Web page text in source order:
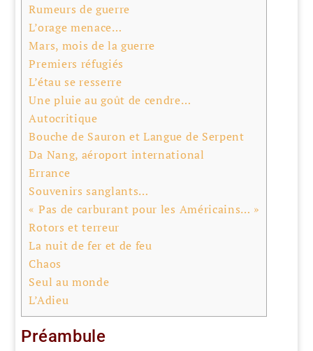
Rumeurs de guerre
L’orage menace…
Mars, mois de la guerre
Premiers réfugiés
L’étau se resserre
Une pluie au goût de cendre…
Autocritique
Bouche de Sauron et Langue de Serpent
Da Nang, aéroport international
Errance
Souvenirs sanglants…
« Pas de carburant pour les Américains… »
Rotors et terreur
La nuit de fer et de feu
Chaos
Seul au monde
L’Adieu
Préambule